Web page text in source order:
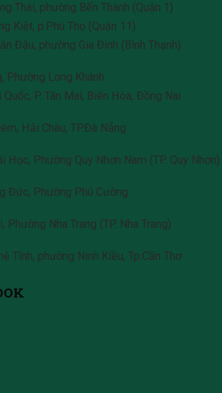
Thái, phường Bến Thành (Quận 1)
Kiệt, p.Phú Thọ (Quận 11)
Đậu, phường Gia Định (Bình Thạnh)
Phường Long Khánh
P. Tân Mai, Biên Hòa, Đồng Nai
Hải Châu, TP.Đà Nẵng
Học, Phường Quy Nhơn Nam (TP. Quy Nhơn)
Đức, Phường Phú Cường
Phường Nha Trang (TP. Nha Trang)
Tĩnh, phường Ninh Kiều, Tp.Cần Thơ